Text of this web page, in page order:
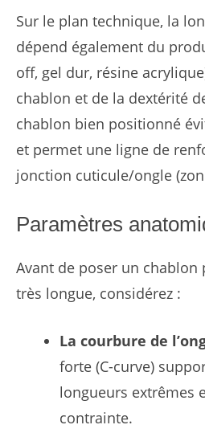
Sur le plan technique, la
dépend également du
off, gel dur, résine
chablon et de la dextérité
chablon bien positionné
et permet une ligne de
jonction cuticule/ongle
Paramètres
Avant de poser un
très longue, considérez :
La courbure de
forte (C-curve)
longueurs extrêmes
contrainte.